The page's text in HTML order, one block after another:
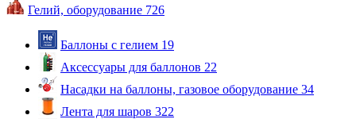
Гелий, оборудование 726
Баллоны с гелием 19
Аксессуары для баллонов 22
Насадки на баллоны, газовое оборудование 34
Лента для шаров 322